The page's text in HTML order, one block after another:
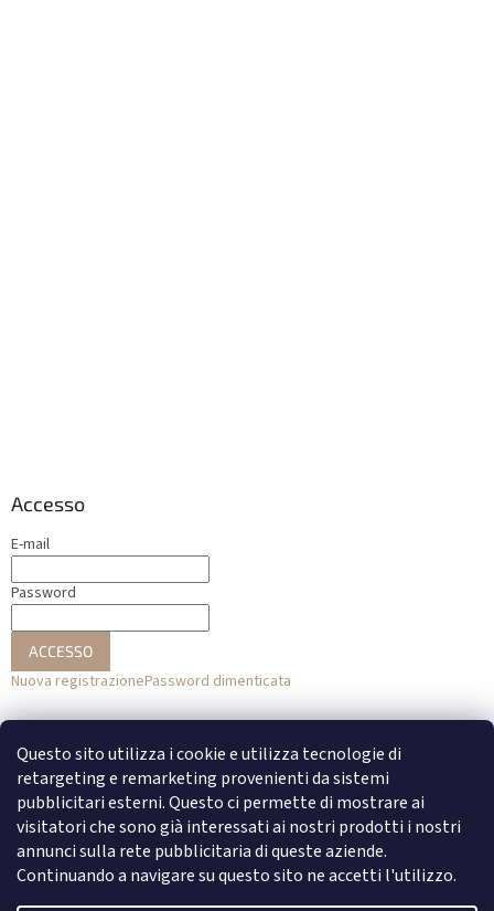
Questo sito utilizza i cookie e utilizza tecnologie di
retargeting e remarketing provenienti da sistemi
pubblicitari esterni. Questo ci permette di mostrare ai
visitatori che sono già interessati ai nostri prodotti i nostri
annunci sulla rete pubblicitaria di queste aziende.
Continuando a navigare su questo sito ne accetti l'utilizzo.
Accesso
E-mail
Password
ACCESSO
Nuova registrazionePassword dimenticata
o
Accesso con Facebook
Accesso con Google